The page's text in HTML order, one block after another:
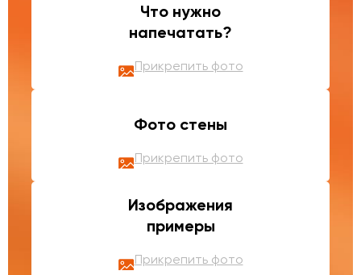
Что нужно
напечатать?
Прикрепить фото
Фото стены
Прикрепить фото
Изображения
примеры
Прикрепить фото